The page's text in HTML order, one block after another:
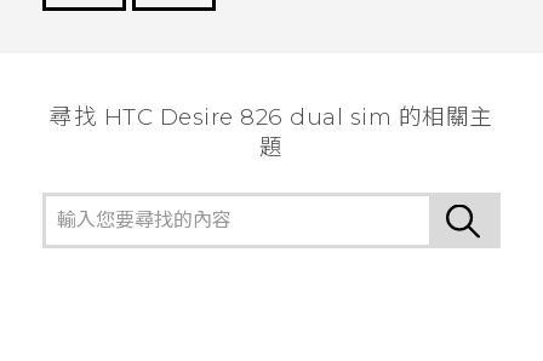
尋找 HTC Desire 826 dual sim 的相關主
題